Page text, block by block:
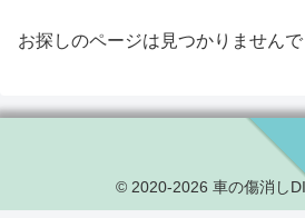
お探しのページは見つかりませんで
© 2020-2026 車の傷消し